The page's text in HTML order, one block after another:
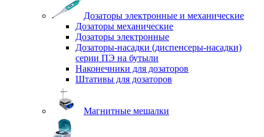
Дозаторы электронные и механические
Дозаторы механические
Дозаторы электронные
Дозаторы-насадки (диспенсеры-насадки)
серии ПЭ на бутыли
Наконечники для дозаторов
Штативы для дозаторов
Магнитные мешалки